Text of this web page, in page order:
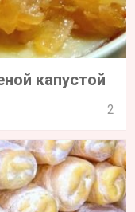
капустой
2